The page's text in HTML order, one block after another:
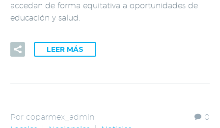
accedan de forma equitativa a oportunidades de
educación y salud.
LEER MÁS
0
Por coparmex_admin